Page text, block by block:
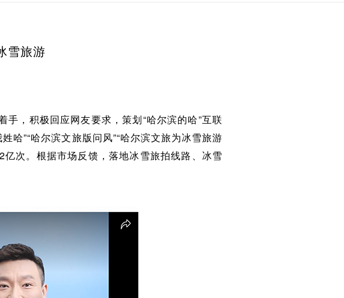
雪旅游
，积极回应网友要求，策划“哈尔滨的哈”互联
哈”“哈尔滨文旅版问风”“哈尔滨文旅为冰雪旅游
次。根据市场反馈，落地冰雪旅拍线路、冰雪